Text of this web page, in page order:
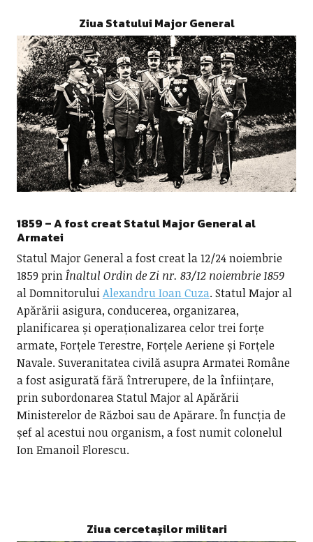
Ziua Statului Major General
1859 – A fost creat Statul Major General al
Armatei
Statul Major General a fost creat la 12/24 noiembrie
1859 prinÎnaltul Ordin de Zi nr. 83/12 noiembrie 1859
al DomnitoruluiAlexandru Ioan Cuza. Statul Major al
Apărării asigura, conducerea, organizarea,
planificarea și operaționalizarea celor trei forțe
armate, Forțele Terestre, Forțele Aeriene și Forțele
Navale. Suveranitatea civilă asupra Armatei Române
a fost asigurată fără întrerupere, de la înființare,
prin subordonarea Statul Major al Apărării
Ministerelor de Război sau de Apărare. În funcția de
șef al acestui nou organism, a fost numit colonelul
Ion Emanoil Florescu.
Ziua cercetașilor militari